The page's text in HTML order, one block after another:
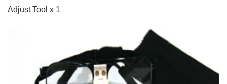
Adjust Tool x 1